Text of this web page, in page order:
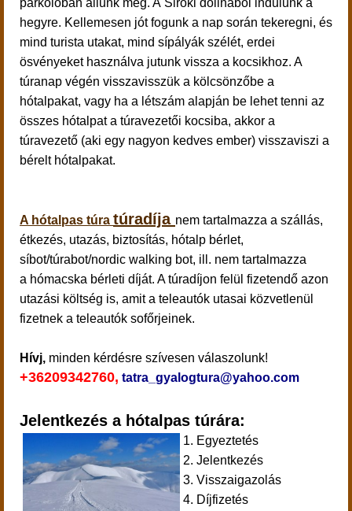
parkolóban állunk meg. A Siroki dolinából indulunk a
hegyre. Kellemesen jót fogunk a nap során tekeregni, és
mind turista utakat, mind sípályák szélét, erdei
ösvényeket használva jutunk vissza a kocsikhoz. A
túranap végén visszavisszük a kölcsönzőbe a
hótalpakat, vagy ha a létszám alapján be lehet tenni az
összes hótalpat a túravezetői kocsiba, akkor a
túravezető (aki egy nagyon kedves ember) visszaviszi a
bérelt hótalpakat.
A hótalpas túra túradíja nem tartalmazza a szállás,
étkezés, utazás, biztosítás, hótalp bérlet,
síbot/túrabot/nordic walking bot, ill. nem tartalmazza
a hómacska bérleti díját. A túradíjon felül fizetendő azon
utazási költség is, amit a teleautók utasai közvetlenül
fizetnek a teleautók sofőrjeinek.
Hívj, minden kérdésre szívesen válaszolunk!
+36209342760, tatra_gyalogtura@yahoo.com
Jelentkezés a hótalpas túrára:
1. Egyeztetés
2. Jelentkezés
3. Visszaigazolás
4. Díjfizetés